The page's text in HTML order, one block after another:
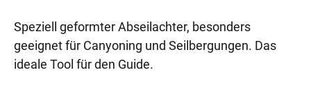
Speziell geformter Abseilachter, besonders
geeignet für Canyoning und Seilbergungen. Das
ideale Tool für den Guide.